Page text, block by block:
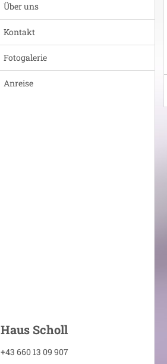
Über uns
Kontakt
Fotogalerie
Anreise
Haus Scholl
+43 660 13 09 907